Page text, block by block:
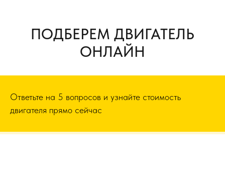
ПОДБЕРЕМ ДВИГАТЕЛЬ
ОНЛАЙН
Ответьте на 5 вопросов и узнайте стоимость
двигателя прямо сейчас